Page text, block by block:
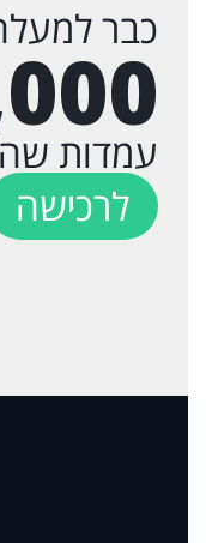
כבר
עמדות
לרכישה